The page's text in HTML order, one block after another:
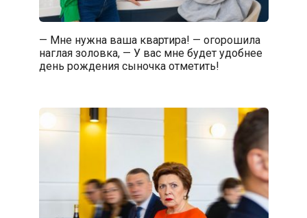
— Мне нужна ваша квартира! — огорошила
наглая золовка, — У вас мне будет удобнее
день рождения сыночка отметить!